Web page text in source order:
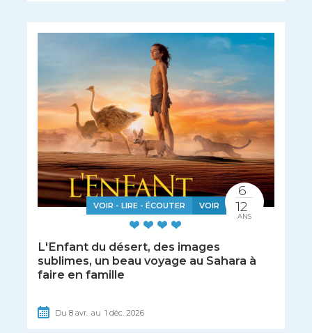
VOIR - LIRE - ÉCOUTER VOIR
L'Enfant du désert, des images
sublimes, un beau voyage au Sahara à
faire en famille
Du8avr. au 1déc. 2026
6
12
ANS